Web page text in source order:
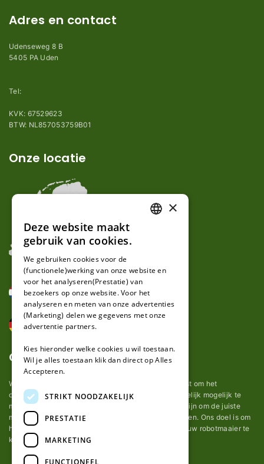
Adres en contact
Udenseweg 8 B
5405 PA Uden
Tel:
KVK: 67529623
BTW: NL857053759B01
Onze locatie
Over ons
Wij van robotmaaier-mesjes.nl doen ons uiterste best om het
onderhoud van robot grasmaaier mesjes zo gemakkelijk mogelijk te
maken. Uit ervaring merkten we hoe lastig het kan zijn om de juiste
messen voor een automatische grasmachine te vinden. Ons doel is om
het u makkelijk te maken om de goede mesjes voor uw robotmaaier te
kopen.
GERMAN
×
Deze website maakt
gebruik van cookies.
We gebruiken cookies voor de
(functionele)werking van onze website en
voor het analyseren(Prestatie) van
bezoekers op onze website. Voor het
analyseren en meten van onze advertenties
(Marketing) delen we gegevens met onze
advertentie partners.
Kies hieronder welke cookies u wil toestaan.
Wil je alles toestaan klik dan direct op Alles
Accepteren.
STRIKT NOODZAKELIJK
PRESTATIE
MARKETING
FUNCTIONEEL